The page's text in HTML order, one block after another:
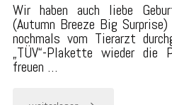
Wir haben auch liebe
(Autumn Breeze Big
nochmals vom Tierarzt
„TÜV“-Plakette wieder die
freuen …